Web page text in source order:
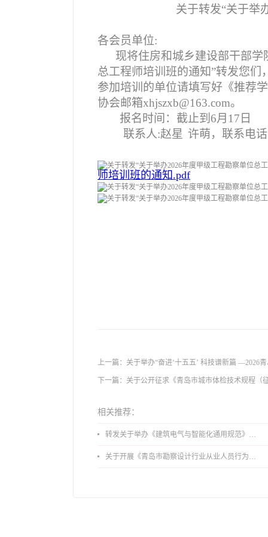
关于转发“关于举
各会员单位:
现将住房和城乡建设部干部
总工程师培训班的通知”转发您
参加培训的单位请填写好《推荐
协会邮箱xhjszxb@163.com。
报名时间：截止到6月17日
联系人:赵星 许萌，联系电
师培训班的通知.pdf
上一篇： 关于举办“奋进‘十五五’ 科技谱新篇 —2026
下一篇： 关于公开征求《青岛市城市体检技术规程（
相关推荐：
转发关于举办《建筑电气与智能化通用规范》 GB55024-2022公益宣贯的通知
关于开展《青岛市勘察设计行业从业人员行为导则》、《青岛市住宅工程设计审查品质提升指引（2026版）》宣贯活动的通知